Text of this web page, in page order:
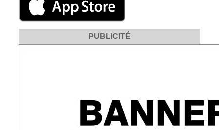
PUBLICITÉ